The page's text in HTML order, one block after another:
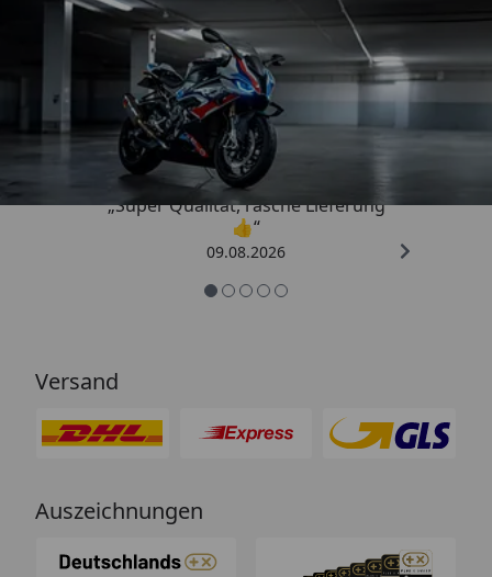
Trusted Shops
4,85/ 5
„Super Qualität, rasche Lieferung
👍“
09.08.2026
Versand
Auszeichnungen